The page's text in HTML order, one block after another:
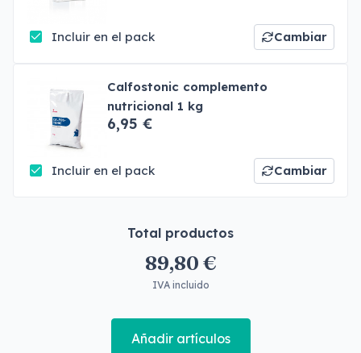
Incluir en el pack Cambiar
Calfostonic complemento
nutricional 1 kg
6,95 €
Incluir en el pack Cambiar
Total productos
89,80 €
IVA incluido
Añadir artículos